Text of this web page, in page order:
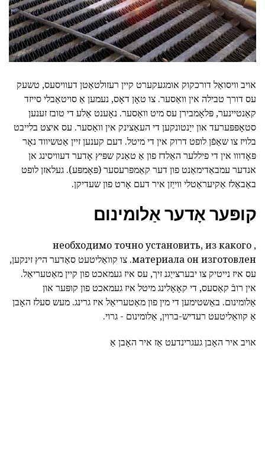
אויב וויסואַל דורכקוק אומגעקערט קיין רעזולטאַטן דעוויסעס, טשעק
עס דורך טבילה אין וואַסער. צו טאָן דאָס, נעמען אַ סויטאַבלי סייזד
קאַנטיינער, פּלאָמבירן עס מיט וואַסער. נאָענט אַלע די טובז זענען
סטאָפּפּערעד און ייַנטונקען די העאַצינק אין וואַסער. עס איצט בלייבט
בלויז צו שאַפֿן לופט דרוק אין די מיטל. דעם קענען זיין אַטשיווד נאָר
פּאָדווו אין די פיללער האַלדז פון אַ טאַנק שפּיץ אָדער דעוויסינג אן
אנדער עמבאַדימאַנט פון דער קאַמפּרעסער (פּאָמפּע). געלאזן לופט
באַבאַלז אַקיעראַטלי ווייַזן איר דעם אָרט פון שעדיקן.
קופּער אָדער אַלומינום
, необходимо точно установить, из какого
материала он изготовлен. צו קוואַליטעט
סאַדער היץ זינקען,
עס איז נייטיק צו יבערצייַגנ זיך, עס איז געמאכט פון קיין מאַטעריאַל.
אין רובֿ קאַסעס, די קאָאָלינג מיטל איז געמאכט פון קופּער און
אַלומינום. באַשטימען די מין פון מאַטעריאַל איז גרינג. מעש סעלז האָבן
אַ קוואַליטעט רעדיש-ברוין, אַלומינום - גרוי.
אויב איר האָבן געגרינדעט אַז איר האָבן אַ